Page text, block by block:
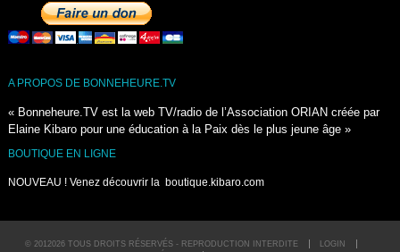
A PROPOS DE BONNEHEURE.TV
« Bonneheure.TV est la web TV/radio de l’Association ORIAN créée par
Elaine Kibaro pour une éducation à la Paix dès le plus jeune âge »
BOUTIQUE EN LIGNE
NOUVEAU ! Venez découvrir la boutique.kibaro.com
© 2012026 TOUS DROITS RÉSERVÉS - REPRODUCTION INTERDITE
LOGIN